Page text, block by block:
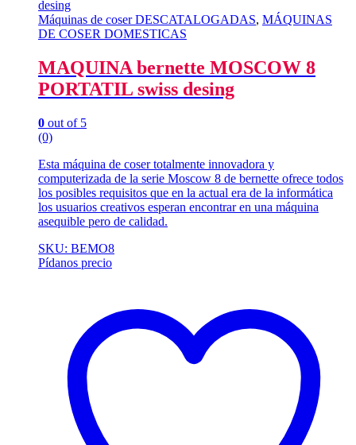
Máquinas de coser DESCATALOGADAS, MÁQUINAS
DE COSER DOMESTICAS
MAQUINA bernette MOSCOW 8
PORTATIL swiss desing
0 out of 5
(0)
Esta máquina de coser totalmente innovadora y
computerizada de la serie Moscow 8 de bernette ofrece todos
los posibles requisitos que en la actual era de la informática
los usuarios creativos esperan encontrar en una máquina
asequible pero de calidad.
SKU: BEMO8
Pídanos precio